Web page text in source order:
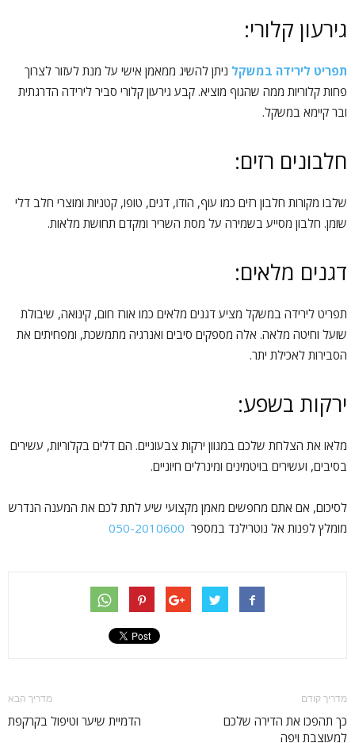
גירעון קלורי:
תפריט לירידה במשקל ניתן להשיג ממאמן אישי על מנת לעזור לצרוך
פחות קלוריות ממה שהגוף מוציא. קבע גירעון קלורי סביר לירידה הדרגתית
ובר קיימא במשקל.
חלבונים רזים:
שלבו מקורות חלבון רזים כמו עוף, הודו, דגים, טופו, קטניות ומוצרי חלב דלי
שומן. חלבון מסייע בשמירה על מסת השריר ומקדם תחושת מלאות.
דגנים מלאים:
תפריט לירידה במשקל מציע דגנים מלאים כמו אורז חום, קינואה, שיבולת
שועל וחיטה מלאה. אלה מספקים סיבים ואנרגיה מתמשכת, ומפחיתים את
הסבירות לאכילת יתר.
ירקות בשפע:
מלאו את הצלחת שלכם במגוון ירקות צבעוניים. הם דלים בקלוריות, עשירים
בסיבים, ועשירים בויטמינים ומינרלים חיוניים.
לסיכום, אם אתם מחפשים מאמן מקצועי שיע לתת לכם את המענה הנדרש
מומלץ לפנות אל נוטרילנד במספר
מדריך קודם
כך תהפכו את הדירה שלכם
למעוצבת ויפה
מדריך הבא
הדמיית שיער וטיפול בקרקפת